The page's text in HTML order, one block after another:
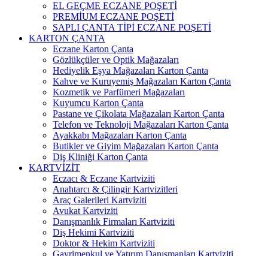
EL GEÇME ECZANE POŞETİ
PREMİUM ECZANE POŞETİ
SAPLI ÇANTA TİPİ ECZANE POŞETİ
KARTON ÇANTA
Eczane Karton Çanta
Gözlükçüler ve Optik Mağazaları
Hediyelik Eşya Mağazaları Karton Çanta
Kahve ve Kuruyemiş Mağazaları Karton Çanta
Kozmetik ve Parfümeri Mağazaları
Kuyumcu Karton Çanta
Pastane ve Çikolata Mağazaları Karton Çanta
Telefon ve Teknoloji Mağazaları Karton Çanta
Ayakkabı Mağazaları Karton Çanta
Butikler ve Giyim Mağazaları Karton Çanta
Diş Kliniği Karton Çanta
KARTVİZİT
Eczacı & Eczane Kartviziti
Anahtarcı & Çilingir Kartvizitleri
Araç Galerileri Kartviziti
Avukat Kartviziti
Danışmanlık Firmaları Kartviziti
Diş Hekimi Kartviziti
Doktor & Hekim Kartviziti
Gayrimenkul ve Yatırım Danışmanları Kartviziti